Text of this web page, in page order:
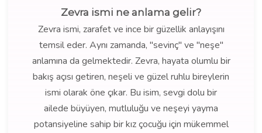
Zevra ismi ne anlama gelir?
Zevra ismi, zarafet ve ince bir güzellik anlayışını
temsil eder. Aynı zamanda, "sevinç" ve "neşe"
anlamına da gelmektedir. Zevra, hayata olumlu bir
bakış açısı getiren, neşeli ve güzel ruhlu bireylerin
ismi olarak öne çıkar. Bu isim, sevgi dolu bir
ailede büyüyen, mutluluğu ve neşeyi yayma
potansiyeline sahip bir kız çocuğu için mükemmel